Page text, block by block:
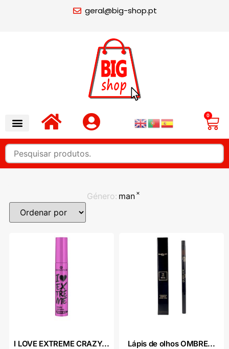
geral@big-shop.pt
0
Género: man ×
I LOVE EXTREME CRAZY... Lápis de olhos OMBRE...